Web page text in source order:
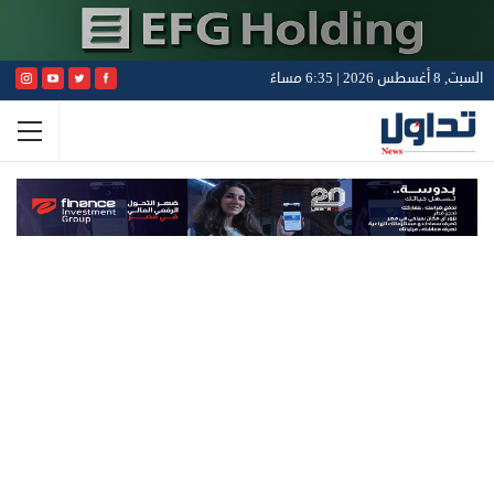
السبت, 8 أغسطس 2026 | 6:35 مساءً